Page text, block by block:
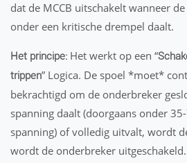
dat de MCCB uitschakelt wanneer
onder een kritische drempel daalt.
Het principe: Het werkt op een “
trippen” Logica. De spoel *moet*
bekrachtigd om de onderbreker
spanning daalt (doorgaans onder
spanning) of volledig uitvalt, wordt
wordt de onderbreker uitgeschakeld.